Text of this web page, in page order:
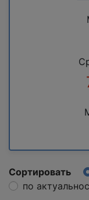
Сортировать
по